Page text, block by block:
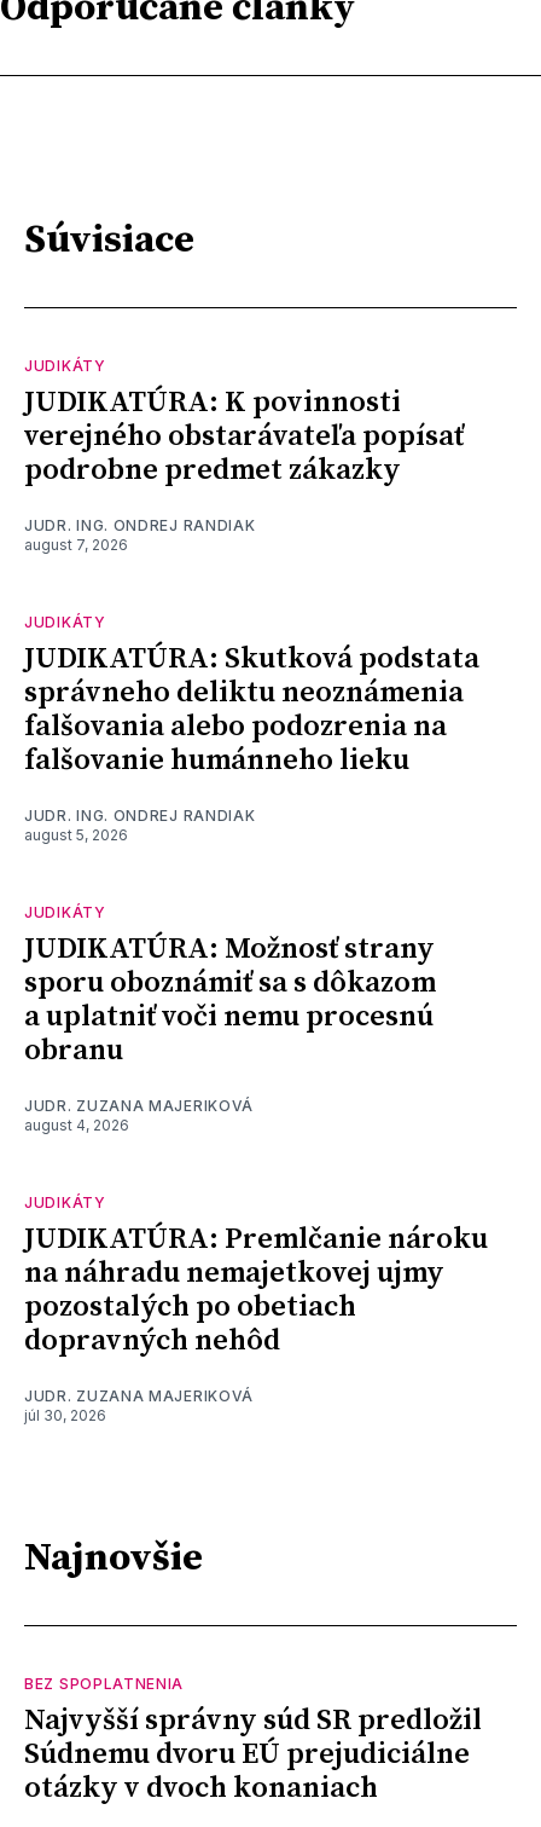
Súvisiace
JUDIKÁTY
JUDIKATÚRA: K povinnosti
verejného obstarávateľa popísať
podrobne predmet zákazky
JUDR. ING. ONDREJ RANDIAK
august 7, 2026
JUDIKÁTY
JUDIKATÚRA: Skutková podstata
správneho deliktu neoznámenia
falšovania alebo podozrenia na
falšovanie humánneho lieku
JUDR. ING. ONDREJ RANDIAK
august 5, 2026
JUDIKÁTY
JUDIKATÚRA: Možnosť strany
sporu oboznámiť sa s dôkazom
a uplatniť voči nemu procesnú
obranu
JUDR. ZUZANA MAJERIKOVÁ
august 4, 2026
JUDIKÁTY
JUDIKATÚRA: Premlčanie nároku
na náhradu nemajetkovej ujmy
pozostalých po obetiach
dopravných nehôd
JUDR. ZUZANA MAJERIKOVÁ
júl 30, 2026
Najnovšie
BEZ SPOPLATNENIA
Najvyšší správny súd SR predložil
Súdnemu dvoru EÚ prejudiciálne
otázky v dvoch konaniach